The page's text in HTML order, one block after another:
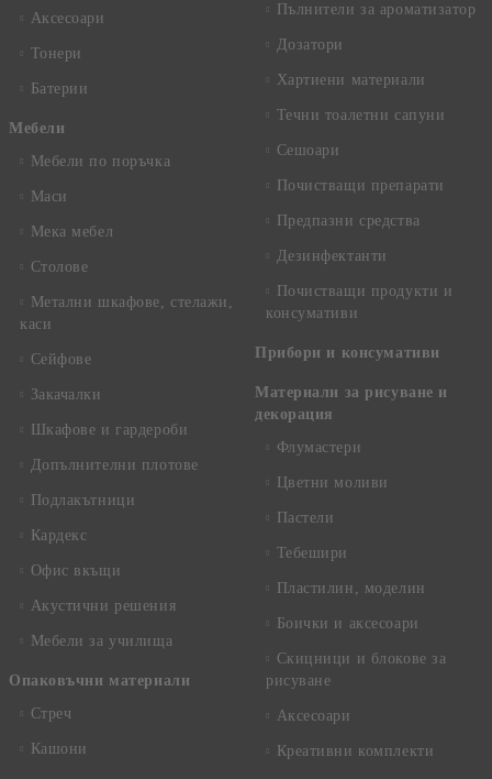
Аксесоари
Тонери
Батерии
Mебели
Мебели по поръчка
Маси
Мека мебел
Столове
Метални шкафове, стелажи,
каси
Сейфове
Закачалки
Шкафове и гардероби
Допълнителни плотове
Подлакътници
Кардекс
Офис вкъщи
Акустични решения
Мебели за училища
Опаковъчни материали
Стреч
Кашони
Пълнители за ароматизатор
Дозатори
Хартиени материали
Течни тоалетни сапуни
Сешоари
Почистващи препарати
Предпазни средства
Дезинфектанти
Почистващи продукти и
консумативи
Прибори и консумативи
Материали за рисуване и
декорация
Флумастери
Цветни моливи
Пастели
Тебешири
Пластилин, моделин
Боички и аксесоари
Скицници и блокове за
рисуване
Аксесоари
Креативни комплекти